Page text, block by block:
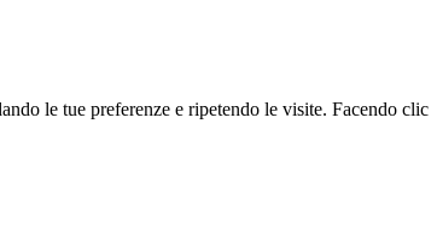
le tue preferenze e ripetendo le visite. Facendo